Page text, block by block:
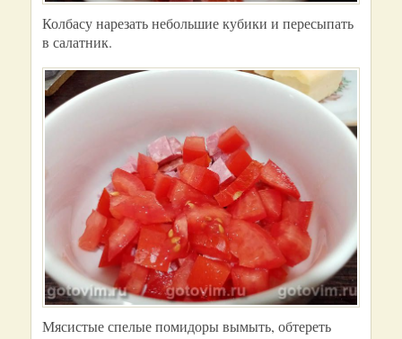
Колбасу нарезать небольшие кубики и пересыпать
в салатник.
Мясистые спелые помидоры вымыть, обтереть